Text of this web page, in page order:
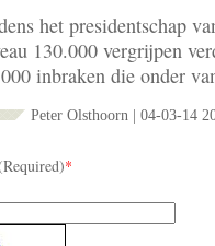
het presidentschap
130.000 vergrijpen
inbraken die onder
Peter Olsthoorn | 04-03-14
*